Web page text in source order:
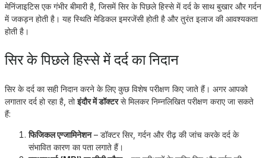
मेनिंजाइटिस एक गंभीर बीमारी है, जिसमें सिर के पिछले हिस्से में दर्द के साथ बुखार और गर्दन
में जकड़न होती है। यह स्थिति मेडिकल इमरजेंसी होती है और तुरंत इलाज की आवश्यकता
होती है।
सिर के पिछले हिस्से में दर्द का निदान
सिर के दर्द का सही निदान करने के लिए कुछ विशेष परीक्षण किए जाते हैं। अगर आपको
लगातार दर्द हो रहा है, तोइंदौर में डॉक्टरसे मिलकर निम्नलिखित परीक्षण कराए जा सकते
हैं:
फिजिकल एग्जामिनेशन– डॉक्टर सिर, गर्दन और रीढ़ की जांच करके दर्द के
संभावित कारण का पता लगाते हैं।